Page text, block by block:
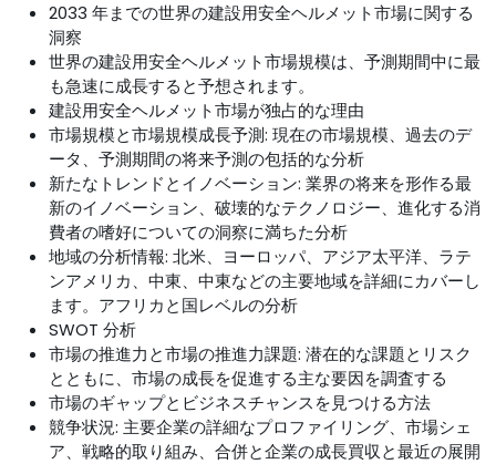
2033 年までの世界の建設用安全ヘルメット市場に関する
洞察
世界の建設用安全ヘルメット市場規模は、予測期間中に最
も急速に成長すると予想されます。
建設用安全ヘルメット市場が独占的な理由
市場規模と市場規模成長予測: 現在の市場規模、過去のデ
ータ、予測期間の将来予測の包括的な分析
新たなトレンドとイノベーション: 業界の将来を形作る最
新のイノベーション、破壊的なテクノロジー、進化する消
費者の嗜好についての洞察に満ちた分析
地域の分析情報: 北米、ヨーロッパ、アジア太平洋、ラテ
ンアメリカ、中東、中東などの主要地域を詳細にカバーし
ます。アフリカと国レベルの分析
SWOT 分析
市場の推進力と市場の推進力課題: 潜在的な課題とリスク
とともに、市場の成長を促進する主な要因を調査する
市場のギャップとビジネスチャンスを見つける方法
競争状況: 主要企業の詳細なプロファイリング、市場シェ
ア、戦略的取り組み、合併と企業の成長買収と最近の展開